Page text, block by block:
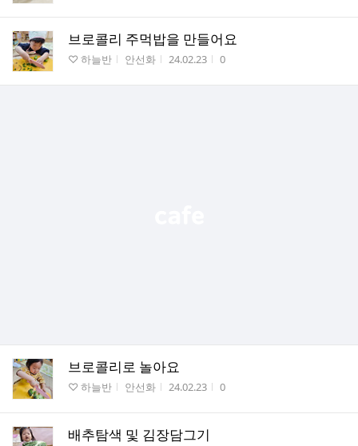
브로콜리 주먹밥을 만들어요
게시판명
♡ 하늘반 작성자
안선화 작성시간
24.02.23 조회수
0
브로콜리로 놀아요
게시판명
♡ 하늘반 작성자
안선화 작성시간
24.02.23 조회수
0
배추탐색 및 김장담그기